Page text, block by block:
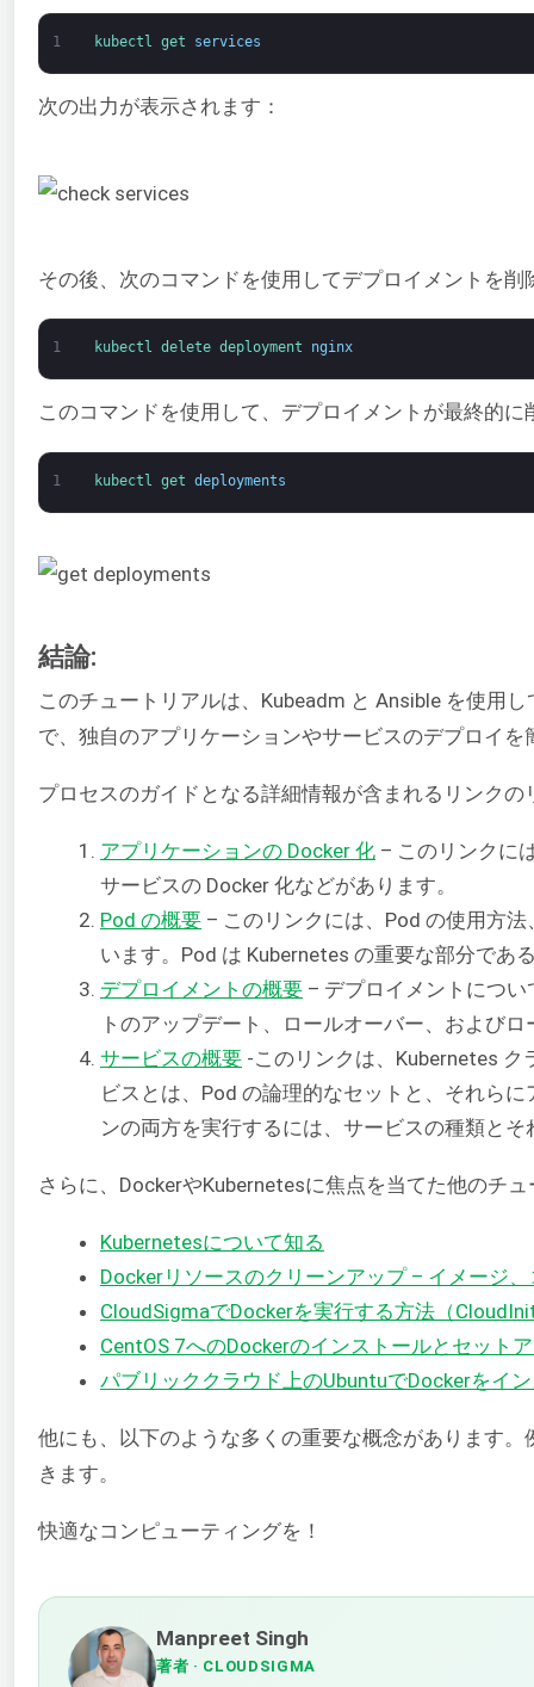
1 kubectl get services
次の出力が表示されます：
その後、次のコマンドを使用してデプロイメントを削
1 kubectl delete deployment nginx
このコマンドを使用して、デプロイメントが最終的
1 kubectl get deployments
結論:
このチュートリアルは、Kubeadm と Ansible を使用
で、独自のアプリケーションやサービスのデプロイを
プロセスのガイドとなる詳細情報が含まれるリンク
アプリケーションの Docker 化 – このリンクに
サービスの Docker 化などがあります。
Pod の概要 – このリンクには、Pod の使用方
います。Pod は Kubernetes の重要な部分であ
デプロイメントの概要 – デプロイメントにつ
トのアップデート、ロールオーバー、および
サービスの概要 -このリンクは、Kubernetes
ビスとは、Pod の論理的なセットと、それら
ンの両方を実行するには、サービスの種類と
さらに、DockerやKubernetesに焦点を当てた他のチ
Kubernetesについて知る
Dockerリソースのクリーンアップ – イメージ
CloudSigmaでDockerを実行する方法（
CentOS 7へのDockerのインストールとセット
パブリッククラウド上のUbuntuでDockerをイ
他にも、以下のような多くの重要な概念があります。
きます。
快適なコンピューティングを！
Manpreet Singh
著者 · CLOUDSIGMA